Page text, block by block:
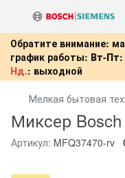
Обратите внимание:
график работы: Вт-Пт:
Нд.: выходной
Мелкая бытовая
Миксер
Артикул: MFQ37470-rv